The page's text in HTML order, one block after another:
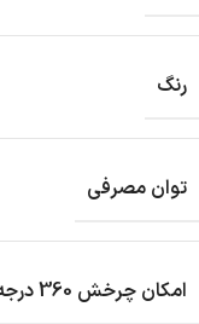
رنگ
توان مصرفی
امکان چرخش 360 درجه